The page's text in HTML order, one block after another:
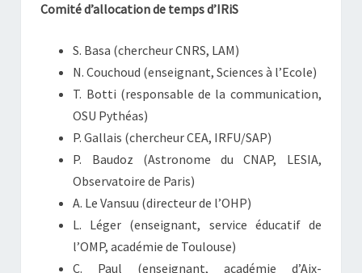
Comité d’allocation de temps d’IRiS
S. Basa (chercheur CNRS, LAM)
N. Couchoud (enseignant, Sciences à l’Ecole)
T. Botti (responsable de la communication,
OSU Pythéas)
P. Gallais (chercheur CEA, IRFU/SAP)
P. Baudoz (Astronome du CNAP, LESIA,
Observatoire de Paris)
A. Le Vansuu (directeur de l’OHP)
L. Léger (enseignant, service éducatif de
l’OMP, académie de Toulouse)
C. Paul (enseignant, académie d’Aix-